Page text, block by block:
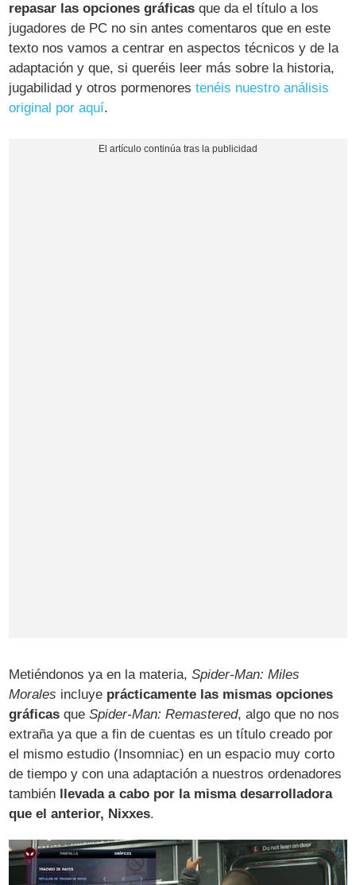
repasar las opciones gráficas que da el título a los
jugadores de PC no sin antes comentaros que en este
texto nos vamos a centrar en aspectos técnicos y de la
adaptación y que, si queréis leer más sobre la historia,
jugabilidad y otros pormenorestenéis nuestro análisis
original por aquí.
Metiéndonos ya en la materia,Spider-Man: Miles
Morales incluye prácticamente las mismas opciones
gráficas queSpider-Man: Remastered, algo que no nos
extraña ya que a fin de cuentas es un título creado por
el mismo estudio (Insomniac) en un espacio muy corto
de tiempo y con una adaptación a nuestros ordenadores
también
llevada a cabo por la misma desarrolladora
que el anterior, Nixxes.